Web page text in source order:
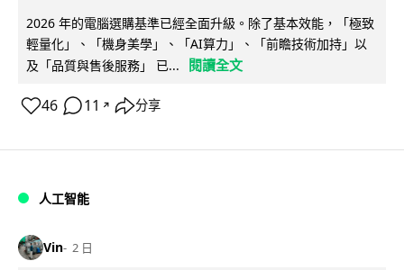
2026 年的電腦選購基準已經全面升級。除了基本效能，「極致
輕量化」、「機身美學」、「AI算力」、「前瞻技術加持」以
及「品質與售後服務」 已...
閱讀全文
46 11 ↗ 分享
人工智能
Vin 2 日